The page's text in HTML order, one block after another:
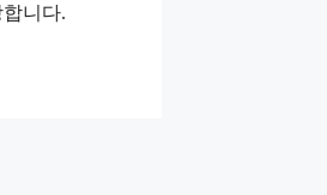
니다.